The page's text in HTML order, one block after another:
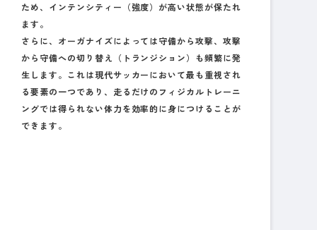
ため、 インテンシティー（強度）が高い状態が保たれ
ます。
さらに、オーガナイズによっては守備から攻撃、攻撃
から守備への切り替え（トランジション）も頻繁に発
生します。これは現代サッカーにおいて最も重視され
る要素の一つであり、 走るだけのフィジカルトレーニ
ングでは得られない体力を効率的に身につけることが
できます。